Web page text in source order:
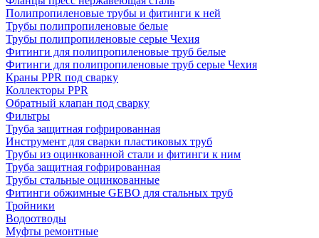
Полипропиленовые трубы и фитинги к ней
Трубы полипропиленовые белые
Трубы полипропиленовые серые Чехия
Фитинги для полипропиленовые труб белые
Фитинги для полипропиленовые труб серые Чехия
Краны PPR под сварку
Коллекторы PPR
Обратный клапан под сварку
Фильтры
Труба защитная гофрированная
Инструмент для сварки пластиковых труб
Трубы из оцинкованной стали и фитинги к ним
Труба защитная гофрированная
Трубы стальные оцинкованные
Фитинги обжимные GEBO для стальных труб
Тройники
Водоотводы
Муфты ремонтные